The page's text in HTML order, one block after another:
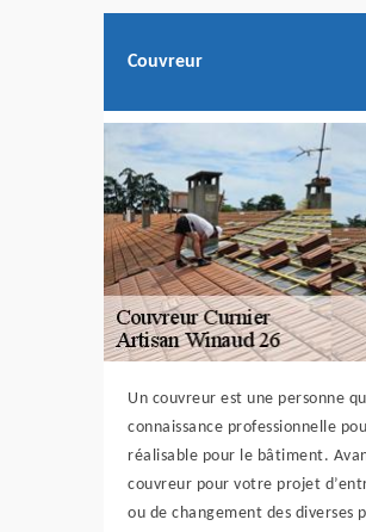
Couvreur
Un couvreur est une personne
connaissance professionnelle
réalisable pour le bâtiment.
couvreur pour votre projet
ou de changement des diverses